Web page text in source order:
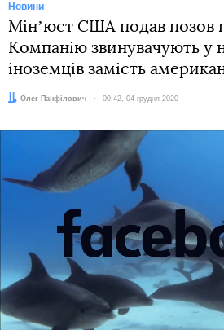
Новини
Мінʼюст США подав позов
Компанію звинувачують у
іноземців замість
Автор:
Олег Панфілович Дата:
00:42, 04 грудня 2020